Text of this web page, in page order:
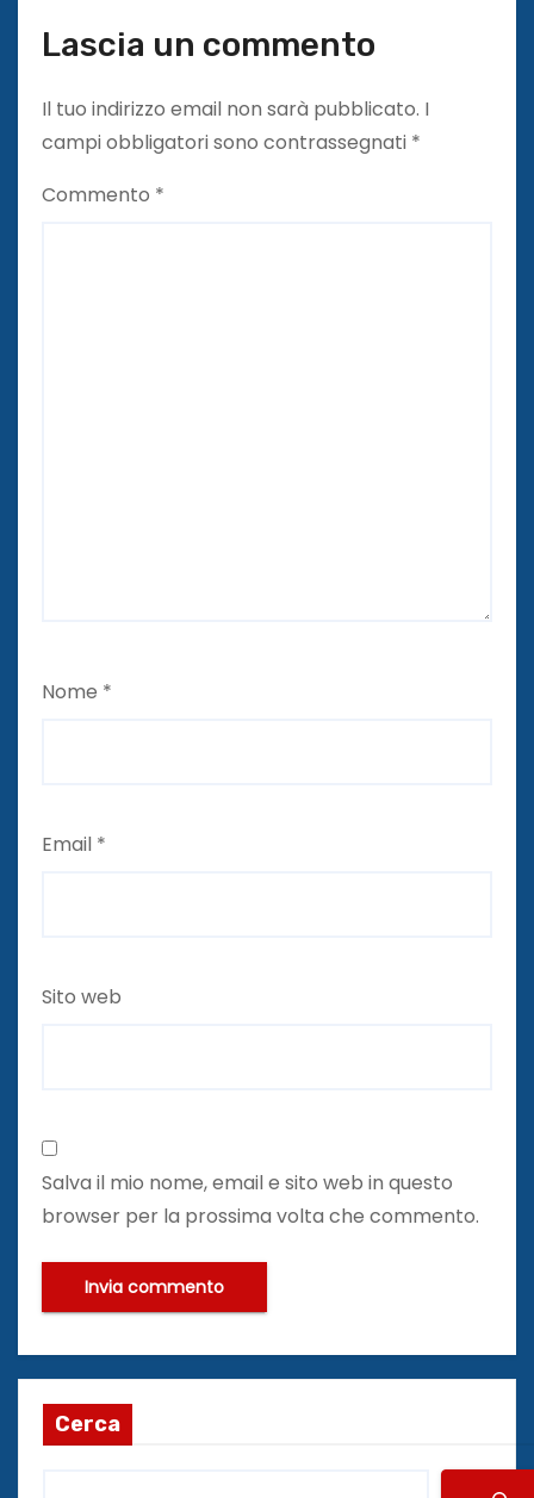
Lascia un commento
Il tuo indirizzo email non sarà pubblicato. I
campi obbligatori sono contrassegnati *
Commento *
Nome *
Email *
Sito web
Salva il mio nome, email e sito web in questo
browser per la prossima volta che commento.
Cerca